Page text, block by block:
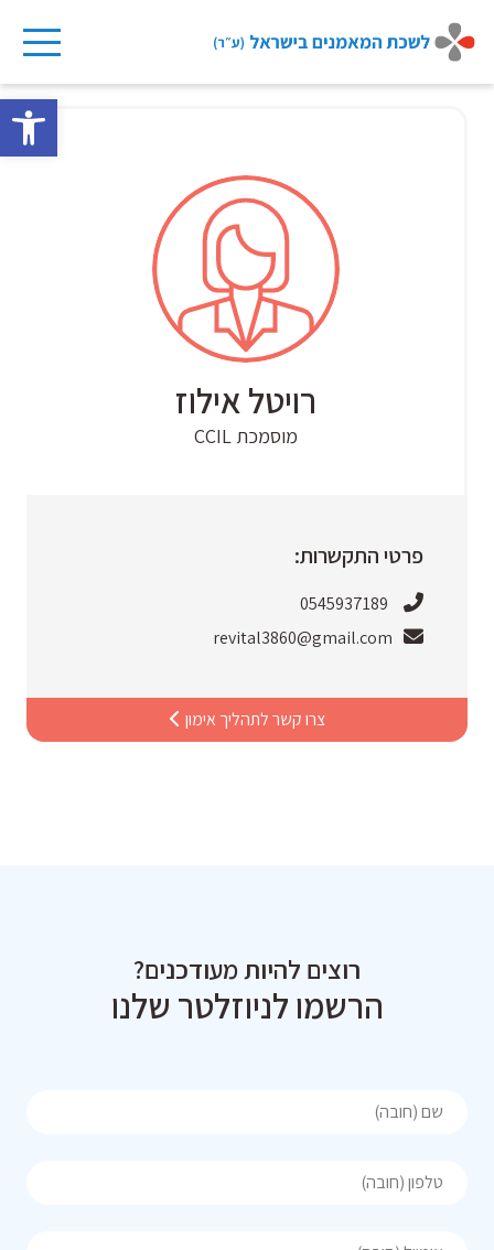
to
רויטל אילוז
מוסמכת CCIL
פרטי התקשרות:
0545937189
revital3860@gmail.com
צרו קשר לתהליך אימון
רוצים להיות מעודכנים?
הרשמו לניוזלטר שלנו